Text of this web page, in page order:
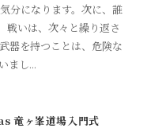
分になります。次に、誰
戦いは、次々と繰り返さ
器を持つことは、危険な
まし...
竜ヶ峯道場入門式